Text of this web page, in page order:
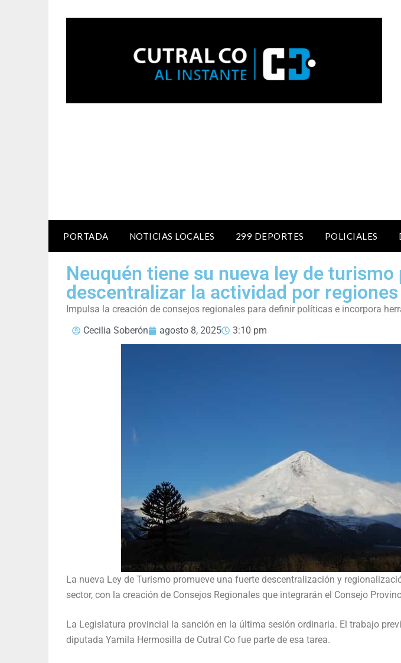
PORTADA NOTICIAS LOCALES 299 DEPORTES POLICIALES
Neuquén tiene su nueva ley de turismo
descentralizar la actividad por regiones
Impulsa la creación de consejos regionales para definir políticas e incorpora
Cecilia Soberón
agosto 8, 2025 3:10 pm
La nueva Ley de Turismo promueve una fuerte descentralización y
sector, con la creación de Consejos Regionales que integrarán el Consejo
La Legislatura provincial la sanción en la última sesión ordinaria. El trabajo
diputada Yamila Hermosilla de Cutral Co fue parte de esa tarea.